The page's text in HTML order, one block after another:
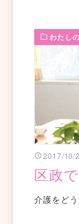
わたし
2017/10/
区政
介護をど